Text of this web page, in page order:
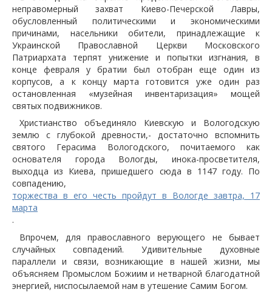
неправомерный захват Киево-Печерской Лавры,
обусловленный политическими и экономическими
причинами, насельники обители, принадлежащие к
Украинской Православной Церкви Московского
Патриархата терпят унижение и попытки изгнания, в
конце февраля у братии был отобран еще один из
корпусов, а к концу марта готовится уже один раз
остановленная «музейная инвентаризация» мощей
святых подвижников.
Христианство объединяло Киевскую и Вологодскую
землю с глубокой древности,- достаточно вспомнить
святого Герасима Вологодского, почитаемого как
основателя города Вологды, инока-просветителя,
выходца из Киева, пришедшего сюда в 1147 году. По
совпадению,
торжества в его честь пройдут в Вологде завтра, 17
марта
.
Впрочем, для православного верующего не бывает
случайных совпадений. Удивительные духовные
параллели и связи, возникающие в нашей жизни, мы
объясняем Промыслом Божиим и нетварной благодатной
энергией, ниспосылаемой нам в утешение Самим Богом.